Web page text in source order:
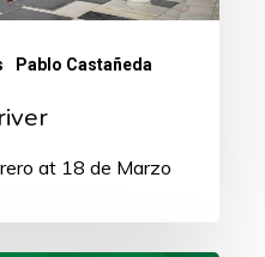
Pablo Castañeda
at 18 de Marzo